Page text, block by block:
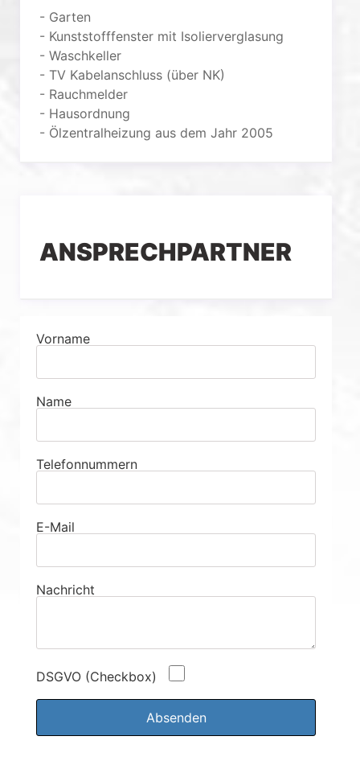
- Garten
- Kunststofffenster mit Isolierverglasung
- Waschkeller
- TV Kabelanschluss (über NK)
- Rauchmelder
- Hausordnung
- Ölzentralheizung aus dem Jahr 2005
ANSPRECHPARTNER
Vorname
Name
Telefonnummern
E-Mail
Nachricht
DSGVO (Checkbox)